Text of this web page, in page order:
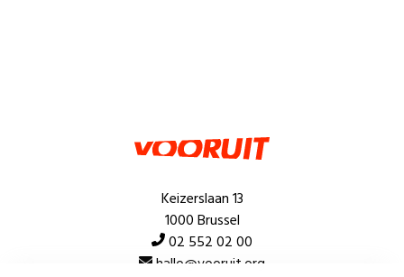
Keizerslaan 13
1000 Brussel
02 552 02 00
hallo@vooruit.org